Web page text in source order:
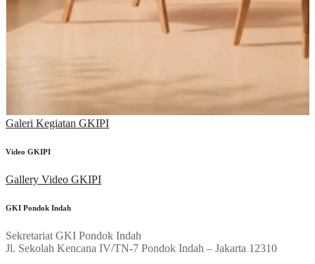
Galeri Kegiatan GKIPI
Video GKIPI
Gallery Video GKIPI
GKI Pondok Indah
Sekretariat GKI Pondok Indah
Jl. Sekolah Kencana IV/TN-7 Pondok Indah – Jakarta 12310